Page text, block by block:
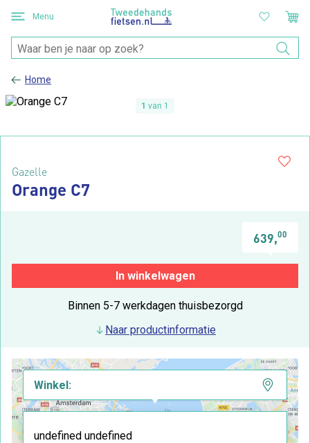
Menu
Home
1 van 1
Gazelle
Orange C7
639,00
In winkelwagen
Binnen 5-7 werkdagen thuisbezorgd
Naar productinformatie
Winkel:
undefined undefined